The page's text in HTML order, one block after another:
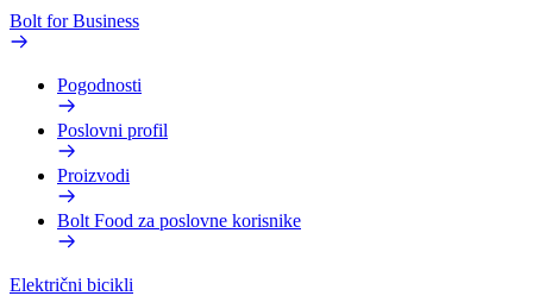
Bolt for Business
Pogodnosti
Poslovni profil
Proizvodi
Bolt Food za poslovne korisnike
Električni bicikli